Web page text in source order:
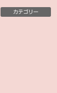
カテゴリー